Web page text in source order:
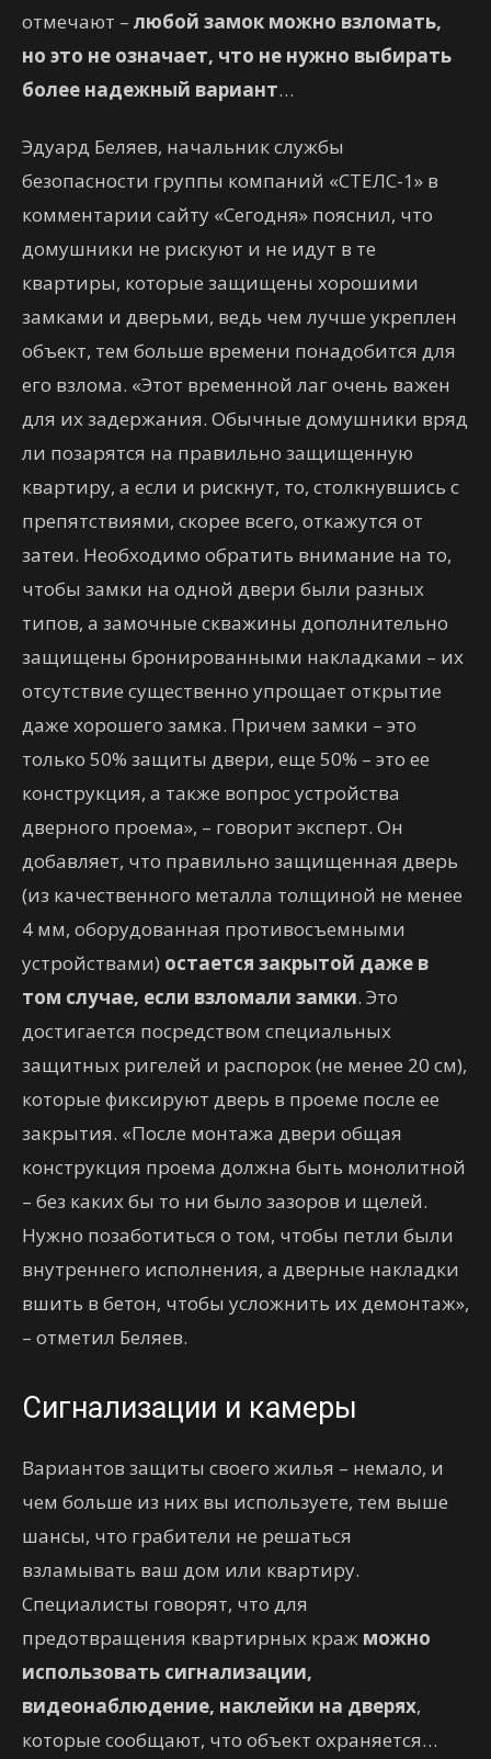
отмечают – любой замок можно взломать,
но это не означает, что не нужно выбирать
более надежный вариант…
Эдуард Беляев, начальник службы
безопасности группы компаний «СТЕЛС-1» в
комментарии сайту «Сегодня» пояснил, что
домушники не рискуют и не идут в те
квартиры, которые защищены хорошими
замками и дверьми, ведь чем лучше укреплен
объект, тем больше времени понадобится для
его взлома. «Этот временной лаг очень важен
для их задержания. Обычные домушники вряд
ли позарятся на правильно защищенную
квартиру, а если и рискнут, то, столкнувшись с
препятствиями, скорее всего, откажутся от
затеи. Необходимо обратить внимание на то,
чтобы замки на одной двери были разных
типов, а замочные скважины дополнительно
защищены бронированными накладками – их
отсутствие существенно упрощает открытие
даже хорошего замка. Причем замки – это
только 50% защиты двери, еще 50% – это ее
конструкция, а также вопрос устройства
дверного проема», – говорит эксперт. Он
добавляет, что правильно защищенная дверь
(из качественного металла толщиной не менее
4 мм, оборудованная противосъемными
устройствами) остается закрытой даже в
том случае, если взломали замки. Это
достигается посредством специальных
защитных ригелей и распорок (не менее 20 см),
которые фиксируют дверь в проеме после ее
закрытия. «После монтажа двери общая
конструкция проема должна быть монолитной
– без каких бы то ни было зазоров и щелей.
Нужно позаботиться о том, чтобы петли были
внутреннего исполнения, а дверные накладки
вшить в бетон, чтобы усложнить их демонтаж»,
– отметил Беляев.
Сигнализации и камеры
Вариантов защиты своего жилья – немало, и
чем больше из них вы используете, тем выше
шансы, что грабители не решаться
взламывать ваш дом или квартиру.
Специалисты говорят, что для
предотвращения квартирных краж можно
использовать сигнализации,
видеонаблюдение, наклейки на дверях,
которые сообщают, что объект охраняется…